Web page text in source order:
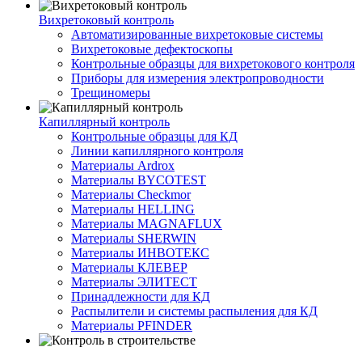
Вихретоковый контроль
Автоматизированные вихретоковые системы
Вихретоковые дефектоскопы
Контрольные образцы для вихретокового контроля
Приборы для измерения электропроводности
Трещиномеры
Капиллярный контроль
Контрольные образцы для КД
Линии капиллярного контроля
Материалы Ardrox
Материалы BYCOTEST
Материалы Checkmor
Материалы HELLING
Материалы MAGNAFLUX
Материалы SHERWIN
Материалы ИНВОТЕКС
Материалы КЛЕВЕР
Материалы ЭЛИТЕСТ
Принадлежности для КД
Распылители и системы распыления для КД
Материалы PFINDER